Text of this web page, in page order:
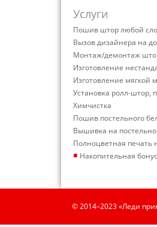
Услуги
Пошив штор любой
Вызов дизайнера на
Монтаж/демонтаж
Изготовление
Изготовление мягкой
Установка ролл-штор,
Химчистка
Пошив постельного
Вышивка на
Полноцветная печать
▪ Накопительная
© 2014–2023 «Леди